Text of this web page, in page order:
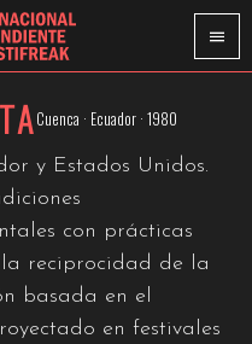
Cuenca · Ecuador · 1980
y Estados Unidos.
con prácticas
reciprocidad de la
basada en el
en festivales